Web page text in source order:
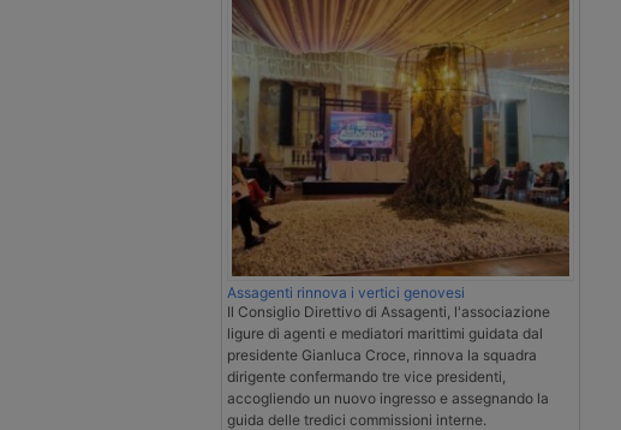
Assagenti rinnova i vertici genovesi
Il Consiglio Direttivo di Assagenti, l'associazione
ligure di agenti e mediatori marittimi guidata dal
presidente Gianluca Croce, rinnova la squadra
dirigente confermando tre vice presidenti,
accogliendo un nuovo ingresso e assegnando la
guida delle tredici commissioni interne.